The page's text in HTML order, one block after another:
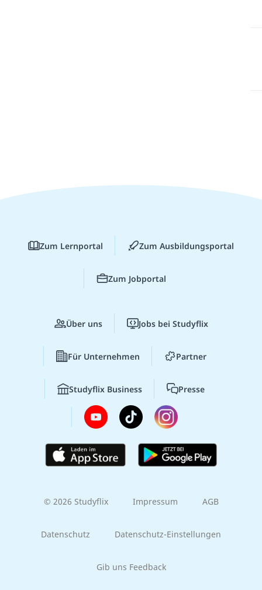
Zum Lernportal Zum Ausbildungsportal
Zum Jobportal
Über uns Jobs bei Studyflix
Für Unternehmen Partner
Studyflix Business Presse
© 2026 Studyflix Impressum AGB
Datenschutz Datenschutz-Einstellungen
Gib uns Feedback